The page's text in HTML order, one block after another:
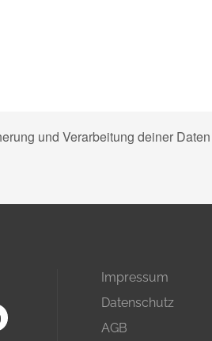
und Verarbeitung deiner
Impressum
Datenschutz
AGB